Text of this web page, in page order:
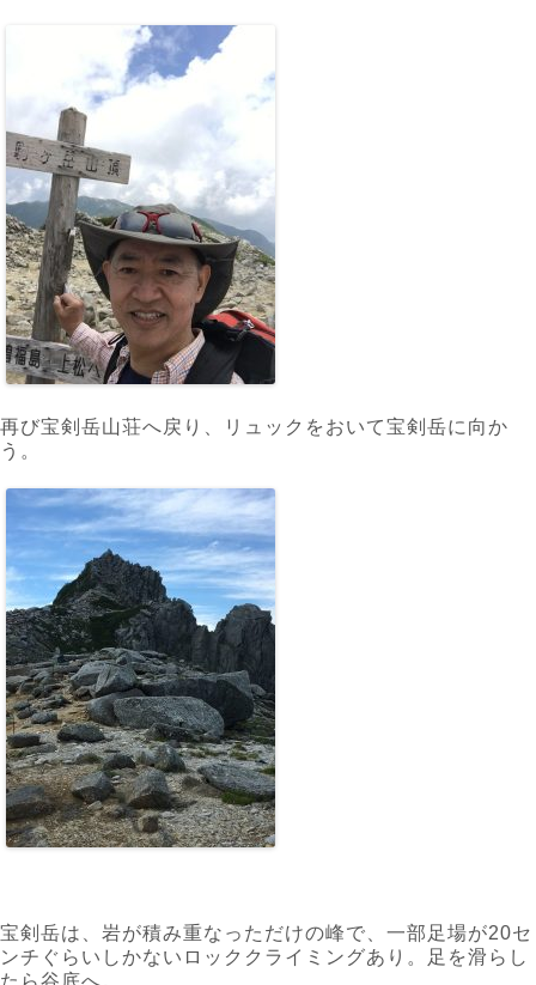
再び宝剣岳山荘へ戻り、リュックをおいて宝剣岳に向か
う。
宝剣岳は、岩が積み重なっただけの峰で、一部足場が20セ
ンチぐらいしかないロッククライミングあり。足を滑らし